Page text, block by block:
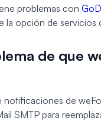
problemas con
la opción de
de que
de
SMTP para